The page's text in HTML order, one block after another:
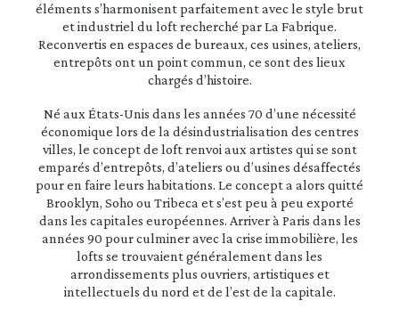
éléments s’harmonisent parfaitement avec le style brut
et industriel du loft recherché par La Fabrique.
Reconvertis en espaces de bureaux, ces usines, ateliers,
entrepôts ont un point commun, ce sont des lieux
chargés d’histoire.
Né aux États-Unis dans les années 70 d’une nécessité
économique lors de la désindustrialisation des centres
villes, le concept de loft renvoi aux artistes qui se sont
emparés d’entrepôts, d’ateliers ou d’usines désaffectés
pour en faire leurs habitations. Le concept a alors quitté
Brooklyn, Soho ou Tribeca et s’est peu à peu exporté
dans les capitales européennes. Arriver à Paris dans les
années 90 pour culminer avec la crise immobilière, les
lofts se trouvaient généralement dans les
arrondissements plus ouvriers, artistiques et
intellectuels du nord et de l’est de la capitale.